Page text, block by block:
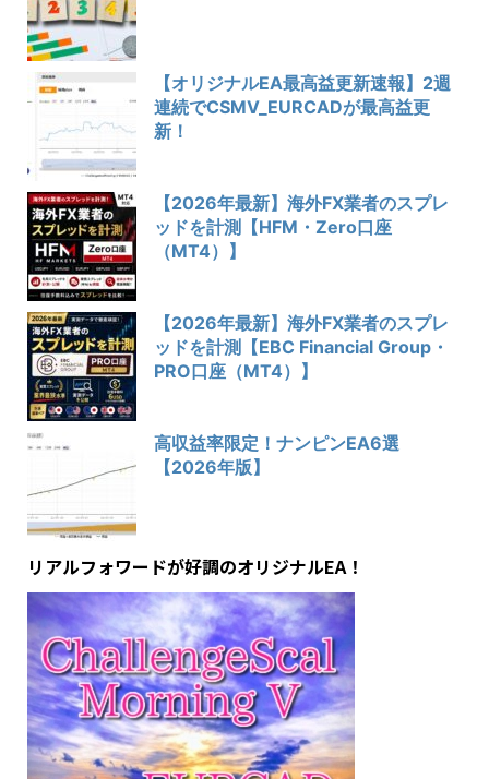
【オリジナルEA最高益更新速報】2週
連続でCSMV_EURCADが最高益更
新！
【2026年最新】海外FX業者のスプレ
ッドを計測【HFM・Zero口座
（MT4）】
【2026年最新】海外FX業者のスプレ
ッドを計測【EBC Financial Group・
PRO口座（MT4）】
高収益率限定！ナンピンEA6選
【2026年版】
リアルフォワードが好調のオリジナルEA！